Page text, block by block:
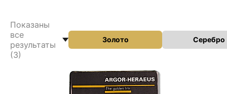
Показаны
все
результаты
(3)
Золото Серебро